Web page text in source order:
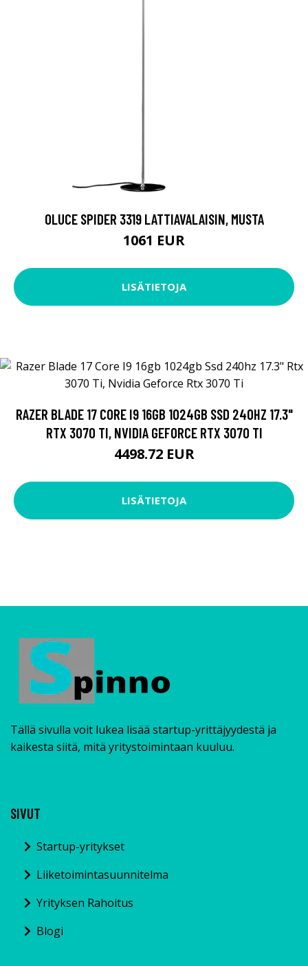
OLUCE SPIDER 3319 LATTIAVALAISIN, MUSTA
1061 EUR
LISÄTIETOJA
RAZER BLADE 17 CORE I9 16GB 1024GB SSD 240HZ 17.3"
RTX 3070 TI, NVIDIA GEFORCE RTX 3070 TI
4498.72 EUR
LISÄTIETOJA
Tällä sivulla voit lukea lisää startup-yrittäjyydestä ja
kaikesta siitä, mitä yritystoimintaan kuuluu.
SIVUT
Startup-yritykset
Liiketoimintasuunnitelma
Yrityksen Rahoitus
Blogi